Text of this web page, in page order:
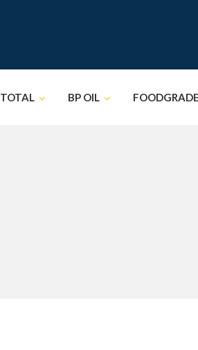
TOTAL BP OIL FOODGRADE